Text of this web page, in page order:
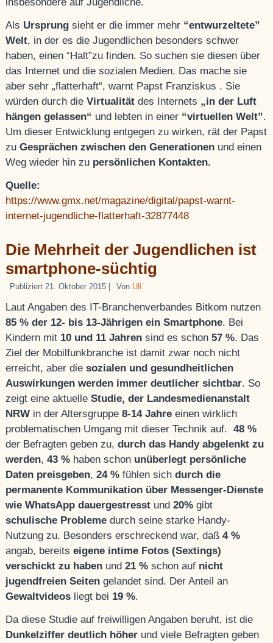
Als Ursprung sieht er die immer mehr “entwurzeltete”
Welt, in der es die Jugendlichen besonders schwer
haben, einen “Halt”zu finden. So suchen sie diesen über
das Internet und die sozialen Medien. Das mache sie
aber sehr „flatterhaft“, warnt Papst Franziskus . Sie
würden durch dieVirtualität des Internets „in der Luft
hängen gelassen“ und lebten in einer “virtuellen Welt”.
Um dieser Entwicklung entgegen zu wirken, rät der Papst
zuGesprächen zwischen den Generationen und einen
Weg wieder hin zu persönlichen Kontakten.
Quelle:
https://www.gmx.net/magazine/digital/papst-warnt-
internet-jugendliche-flatterhaft-32877448
Die Mehrheit der Jugendlichen ist
smartphone-süchtig
Publiziert 21. Oktober 2015 Von Uli
Laut Angaben des IT-Branchenverbandes Bitkom nutzen
85 % der 12- bis 13-Jährigen ein Smartphone. Bei
Kindern mit 10 und 11 Jahren sind es schon57 %. Das
Ziel der Mobilfunkbranche ist damit zwar noch nicht
erreicht, aber diesozialen und gesundheitlichen
Auswirkungen werden immer deutlicher sichtbar. So
zeigt eine aktuelleStudie, der Landesmedienanstalt
NRW in der Altersgruppe8-14 Jahre einen wirklich
problematischen Umgang mit dieser Technik auf.48 %
der Befragten geben zu,durch das Handy abgelenkt zu
werden,43 % haben schon unüberlegt persönliche
Daten preisgeben,24 % fühlen sich durch die
permanente Kommunikation über Messenger-Dienste
wie WhatsApp dauergestresst und20%gibt
schulische Problemedurch seine starke Handy-
Nutzung zu. Besonders erschreckend war, daß4 %
angab, bereitseigene intime Fotos (Sextings)
verschickt zu haben und21 % schon auf nicht
jugendfreien Seiten gelandet sind. Der Anteil an
Gewaltvideos liegt bei 19 %.
Da diese Studie auf freiwilligen Angaben beruht, ist die
Dunkelziffer deutlich höher und viele Befragten geben